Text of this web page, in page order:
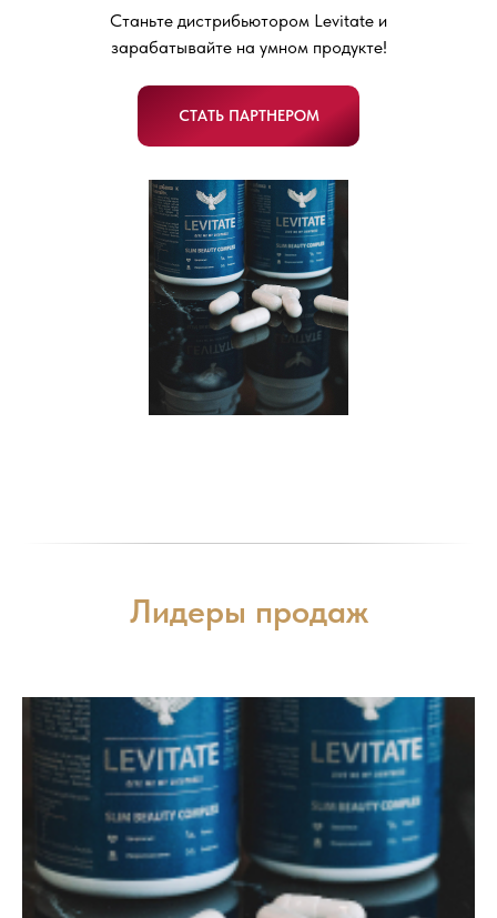
Станьте дистрибьютором Levitate и
зарабатывайте на умном продукте!
СТАТЬ ПАРТНЕРОМ
Лидеры продаж